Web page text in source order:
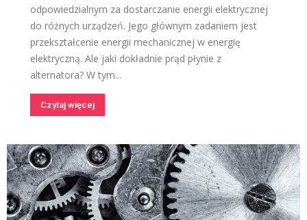
odpowiedzialnym za dostarczanie energii elektrycznej
do różnych urządzeń. Jego głównym zadaniem jest
przekształcenie energii mechanicznej w energię
elektryczną. Ale jaki dokładnie prąd płynie z
alternatora? W tym...
Czytaj więcej